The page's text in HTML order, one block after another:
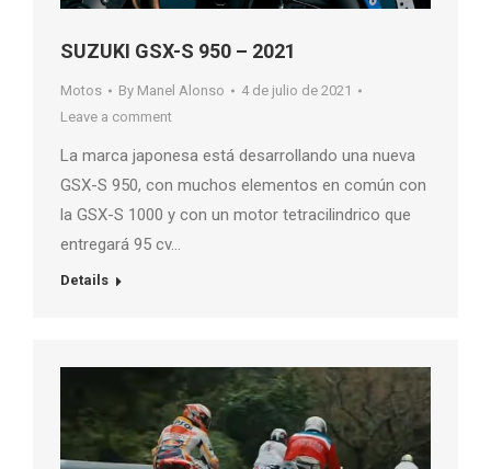
SUZUKI GSX-S 950 – 2021
Motos By Manel Alonso
4 de julio de 2021
Leave a comment
La marca japonesa está desarrollando una nueva
GSX-S 950, con muchos elementos en común con
la GSX-S 1000 y con un motor tetracilindrico que
entregará 95 cv…
Details